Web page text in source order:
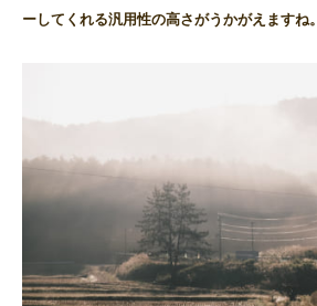
ーしてくれる汎用性の高さがうかがえますね。